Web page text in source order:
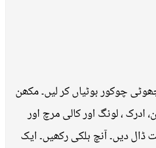
چوکور بوٹیاں کر لیں۔ مکھن
، لونگ اور کالی مرچ اور
ڈال دیں۔ آنچ ہلکی رکھیں۔ ایک